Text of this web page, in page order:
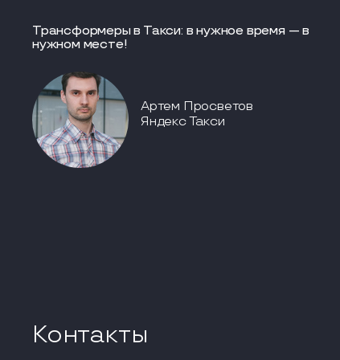
Трансформеры в Такси: в нужное время — в
нужном месте!
Артем Просветов
Яндекс Такси
Контакты